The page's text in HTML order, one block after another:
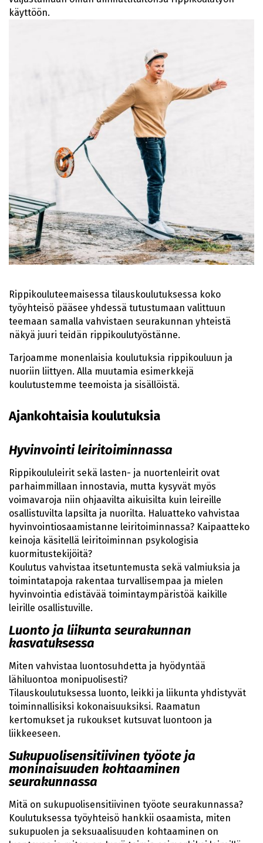
käyttöön.
Rippikouluteemaisessa tilauskoulutuksessa koko
työyhteisö pääsee yhdessä tutustumaan valittuun
teemaan samalla vahvistaen seurakunnan yhteistä
näkyä juuri teidän rippikoulutyöstänne.
Tarjoamme monenlaisia koulutuksia rippikouluun ja
nuoriin liittyen. Alla muutamia esimerkkejä
koulutustemme teemoista ja sisällöistä.
Ajankohtaisia koulutuksia
Hyvinvointi leiritoiminnassa
Rippikoululeirit sekä lasten- ja nuortenleirit ovat
parhaimmillaan innostavia, mutta kysyvät myös
voimavaroja niin ohjaavilta aikuisilta kuin leireille
osallistuvilta lapsilta ja nuorilta. Haluatteko vahvistaa
hyvinvointiosaamistanne leiritoiminnassa? Kaipaatteko
keinoja käsitellä leiritoiminnan psykologisia
kuormitustekijöitä?
Koulutus vahvistaa itsetuntemusta sekä valmiuksia ja
toimintatapoja rakentaa turvallisempaa ja mielen
hyvinvointia edistävää toimintaympäristöä kaikille
leirille osallistuville.
Luonto ja liikunta seurakunnan
kasvatuksessa
Miten vahvistaa luontosuhdetta ja hyödyntää
lähiluontoa monipuolisesti?
Tilauskoulutuksessa luonto, leikki ja liikunta yhdistyvät
toiminnallisiksi kokonaisuuksiksi. Raamatun
kertomukset ja rukoukset kutsuvat luontoon ja
liikkeeseen.
Sukupuolisensitiivinen työote ja
moninaisuuden kohtaaminen
seurakunnassa
Mitä on sukupuolisensitiivinen työote seurakunnassa?
Koulutuksessa työyhteisö hankkii osaamista, miten
sukupuolen ja seksuaalisuuden kohtaaminen on